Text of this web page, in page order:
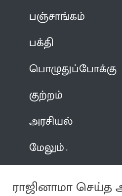
பஞ்சாங்கம்
பக்தி
பொழுதுப்போக்கு
குற்றம்
அரசியல்
மேலும்
ராஜினாமா செய்த